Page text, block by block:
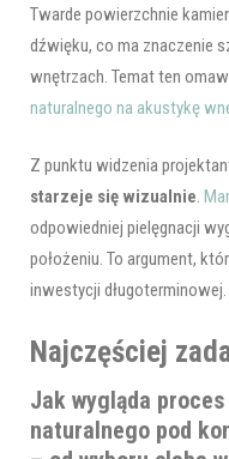
Twarde powierzchnie
dźwięku, co ma znaczenie
wnętrzach. Temat ten
naturalnego na akustykę
Z punktu widzenia
starzeje się wizualnie.
odpowiedniej pielęgnacji
położeniu. To argument,
inwestycji długoterminowej.
Najczęściej
Jak wygląda
naturalnego pod